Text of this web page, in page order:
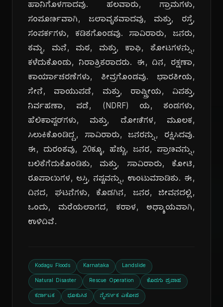
ಹಾನಿಗೊಳಗಾದವು. ಹಲವಾರು, ಗ್ರಾಮಗಳು,
ಸಂಪೂರ್ಣವಾಗಿ, ಜಲಾವೃತವಾದವು, ಮತ್ತು, ರಸ್ತೆ,
ಸಂಪರ್ಕಗಳು, ಕಡಿತಗೊಂಡವು. ಸಾವಿರಾರು, ಜನರು,
ತಮ್ಮ, ಮನೆ, ಮಠ, ಮತ್ತು, ಕಾಫಿ, ತೋಟಗಳನ್ನು,
ಕಳೆದುಕೊಂಡು, ನಿರಾಶ್ರಿತರಾದರು. ಈ, ದಿನ, ರಕ್ಷಣಾ,
ಕಾರ್ಯಾಚರಣೆಗಳು, ತೀವ್ರಗೊಂಡವು. ಭಾರತೀಯ,
ಸೇನೆ, ವಾಯುಪಡೆ, ಮತ್ತು, ರಾಷ್ಟ್ರೀಯ, ವಿಪತ್ತು,
ನಿರ್ವಹಣಾ, ಪಡೆ, (NDRF) ಯ, ತಂಡಗಳು,
ಹೆಲಿಕಾಪ್ಟರ್‌ಗಳು, ಮತ್ತು, ದೋಣಿಗಳ, ಮೂಲಕ,
ಸಿಲುಕಿಕೊಂಡಿದ್ದ, ಸಾವಿರಾರು, ಜನರನ್ನು, ರಕ್ಷಿಸಿದವು.
ಈ, ದುರಂತವು, 20ಕ್ಕೂ, ಹೆಚ್ಚು, ಜನರ, ಪ್ರಾಣವನ್ನು,
ಬಲಿತೆಗೆದುಕೊಂಡಿತು, ಮತ್ತು, ಸಾವಿರಾರು, ಕೋಟಿ,
ರೂಪಾಯಿಗಳ, ಆಸ್ತಿ, ನಷ್ಟವನ್ನು, ಉಂಟುಮಾಡಿತು. ಈ,
ದಿನದ, ಘಟನೆಗಳು, ಕೊಡಗಿನ, ಜನರ, ಜೀವನದಲ್ಲಿ,
ಒಂದು, ಮರೆಯಲಾಗದ, ಕರಾಳ, ಅಧ್ಯಾಯವಾಗಿ,
ಉಳಿದಿವೆ.
Kodagu Floods Karnataka Landslide
Natural Disaster Rescue Operation ಕೊಡಗು ಪ್ರವಾಹ
ಕರ್ನಾಟಕ ಭೂಕುಸಿತ ನೈಸರ್ಗಿಕ ವಿಕೋಪ